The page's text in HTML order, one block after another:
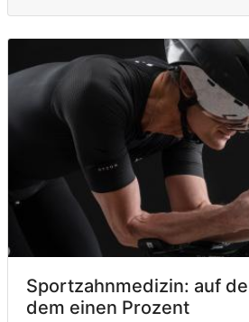
Sportzahnmedizin: auf
dem einen Prozent